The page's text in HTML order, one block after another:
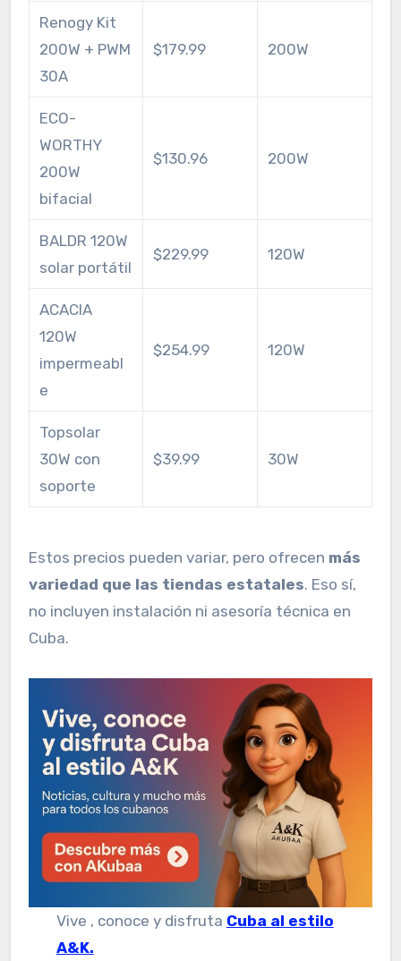
Renogy Kit
200W + PWM
30A
$179.99 200W
ECO-
WORTHY
200W
bifacial
$130.96 200W
BALDR 120W
solar portátil
$229.99 120W
ACACIA
120W
impermeabl
e
$254.99 120W
Topsolar
30W con
soporte
$39.99 30W
Estos precios pueden variar, pero ofrecen más
variedad que las tiendas estatales. Eso sí,
no incluyen instalación ni asesoría técnica en
Cuba.
Vive , conoce y disfruta Cuba al estilo
A&K.